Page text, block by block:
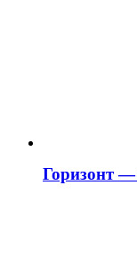
Горизонт —